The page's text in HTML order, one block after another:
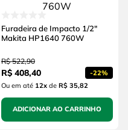
Furadeira de Impacto 1/2"
Makita HP1640 760W
R$ 522,90
R$ 408,40 -22%
Ou em até 12xde R$ 35,82
ADICIONAR AO CARRINHO